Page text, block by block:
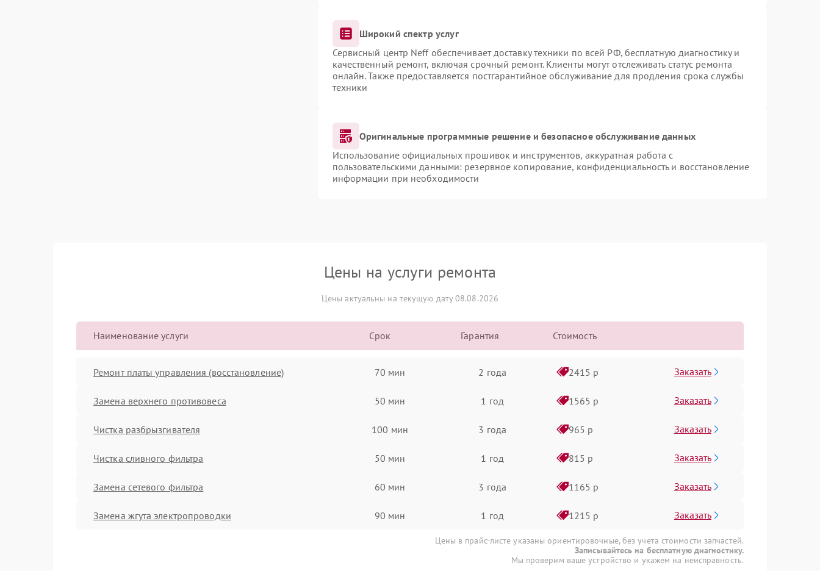
Широкий спектр услуг
Сервисный центр Neff обеспечивает доставку техники по всей РФ, бесплатную диагностику и
качественный ремонт, включая срочный ремонт. Клиенты могут отслеживать статус ремонта
онлайн. Также предоставляется постгарантийное обслуживание для продления срока службы
техники
Оригинальные программные решение и безопасное обслуживание данных
Использование официальных прошивок и инструментов, аккуратная работа с
пользовательскими данными: резервное копирование, конфиденциальность и восстановление
информации при необходимости
Цены на услуги ремонта
Цены актуальны на текущую дату 08.08.2026
Наименование услуги Срок Гарантия Стоимость
Ремонт платы управления (восстановление) 70 мин 2 года 2415 р Заказать
Замена верхнего противовеса 50 мин 1 год 1565 р Заказать
Чистка разбрызгивателя 100 мин 3 года 965 р Заказать
Чистка сливного фильтра 50 мин 1 год 815 р Заказать
Замена сетевого фильтра 60 мин 3 года 1165 р Заказать
Замена жгута электропроводки 90 мин 1 год 1215 р Заказать
Цены в прайс-листе указаны ориентировочные, без учета стоимости запчастей.
Записывайтесь на бесплатную диагностику.
Мы проверим ваше устройство и укажем на неисправность.